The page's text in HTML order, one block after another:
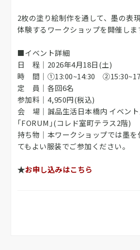
2枚の塗り絵制作を通して、墨の表
体験するワークショップを開催しま
■イベント詳細
日 程｜2026年4月18日(土)
時 間｜①13:00~14:30
定 員｜各回6名
参加料｜4,950円(税込)
会 場｜誠品生活日本橋内 イベント
｢FORUM｣(コレド室町テラス2階)
持ち物｜本ワークショップでは墨
てもよい服装でご参加ください。
★お申し込みはこちら